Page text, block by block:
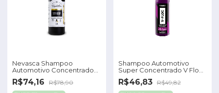
Nevasca Shampoo
Automotivo Concentrado
1,5l Cadillac
R$74,16 R$78,90
Shampoo Automotivo
Super Concentrado V Floc
Vonixx 1,5 L
R$46,83 R$49,82